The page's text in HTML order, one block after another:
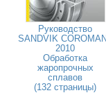
Руководство
SANDVIK
2010
Обработка
жаропрочных
сплавов
(132 страницы)